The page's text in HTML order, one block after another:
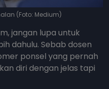
(Foto: Medium)
jangan lupa untuk
dahulu. Sebab dosen
ponsel yang pernah
diri dengan jelas tapi